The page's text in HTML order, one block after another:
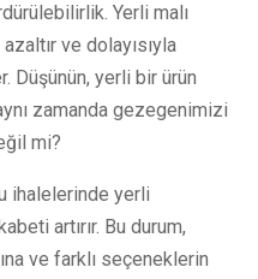
Yerli malı
ve dolayısıyla
yerli bir ürün
zamanda gezegenimizi
mi?
ihalelerinde yerli
artırır. Bu durum,
ve farklı seçeneklerin